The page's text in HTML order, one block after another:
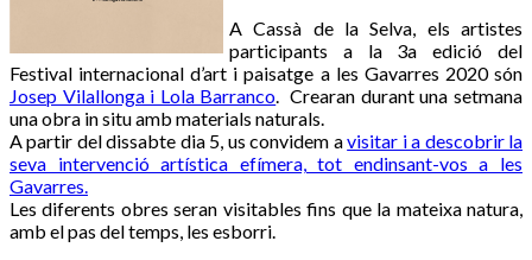
A Cassà de la Selva, els artistes
participants a la 3a edició del
Festival internacional d’art i paisatge a les Gavarres 2020 són
Josep Vilallonga i Lola Barranco. Crearan durant una setmana
una obra in situ amb materials naturals.
A partir del dissabte dia 5, us convidem avisitar i a descobrir la
seva intervenció artística efímera, tot endinsant-vos a les
Gavarres.
Les diferents obres seran visitables fins que la mateixa natura,
amb el pas del temps, les esborri.